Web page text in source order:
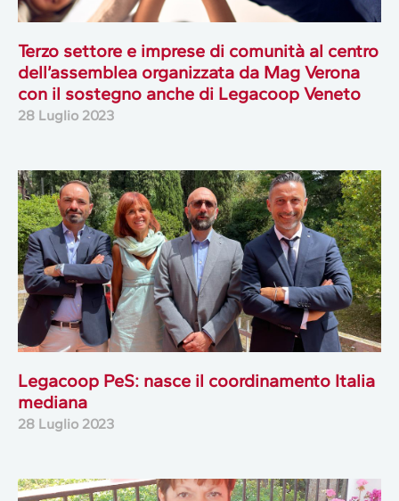
Terzo settore e imprese di comunità al centro
dell’assemblea organizzata da Mag Verona
con il sostegno anche di Legacoop Veneto
28 Luglio 2023
Legacoop PeS: nasce il coordinamento Italia
mediana
28 Luglio 2023